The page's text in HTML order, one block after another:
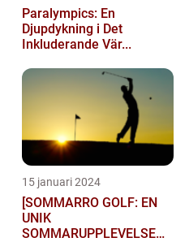
Paralympics: En
Djupdykning i Det
Inkluderande Vär...
15 januari 2024
[SOMMARRO GOLF: EN
UNIK
SOMMARUPPLEVELSE